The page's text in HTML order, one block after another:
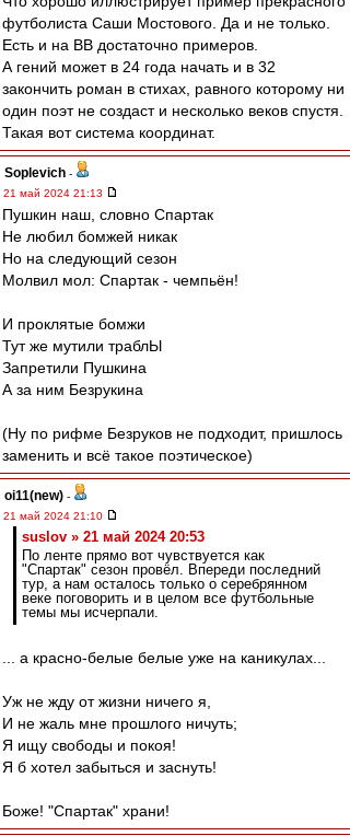
футболиста Саши Мостового. Да и не только.
Есть и на ВВ достаточно примеров.
А гений может в 24 года начать и в 32
закончить роман в стихах, равного которому ни
один поэт не создаст и несколько веков спустя.
Такая вот система координат.
Soplevich -
21 май 2024 21:13
Пушкин наш, словно Спартак
Не любил бомжей никак
Но на следующий сезон
Молвил мол: Спартак - чемпьён!
И проклятые бомжи
Тут же мутили траблЫ
Запретили Пушкина
А за ним Безрукина
(Ну по рифме Безруков не подходит, пришлось
заменить и всё такое поэтическое)
oi11(new) -
21 май 2024 21:10
suslov » 21 май 2024 20:53
По ленте прямо вот чувствуется как
"Спартак" сезон провёл. Впереди последний
тур, а нам осталось только о серебрянном
веке поговорить и в целом все футбольные
темы мы исчерпали.
... а красно-белые белые уже на каникулах...
Уж не жду от жизни ничего я,
И не жаль мне прошлого ничуть;
Я ищу свободы и покоя!
Я б хотел забыться и заснуть!
Боже! "Спартак" храни!